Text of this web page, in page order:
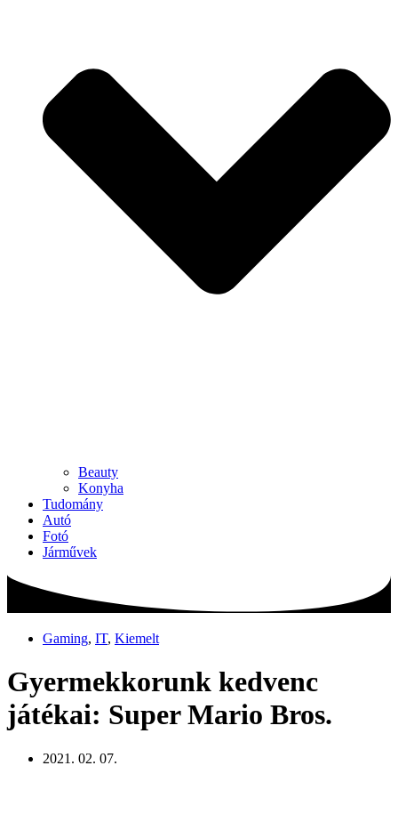
Beauty
Konyha
Tudomány
Autó
Fotó
Járművek
Gaming, IT, Kiemelt
Gyermekkorunk kedvenc
játékai: Super Mario Bros.
2021. 02. 07.